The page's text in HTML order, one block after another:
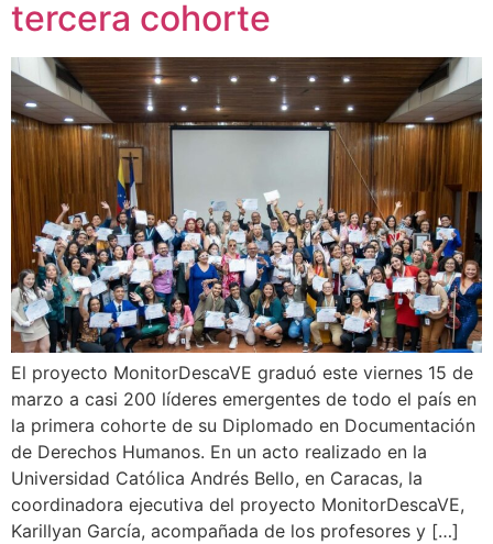
tercera cohorte
El proyecto MonitorDescaVE graduó este viernes 15 de
marzo a casi 200 líderes emergentes de todo el país en
la primera cohorte de su Diplomado en Documentación
de Derechos Humanos. En un acto realizado en la
Universidad Católica Andrés Bello, en Caracas, la
coordinadora ejecutiva del proyecto MonitorDescaVE,
Karillyan García, acompañada de los profesores y […]